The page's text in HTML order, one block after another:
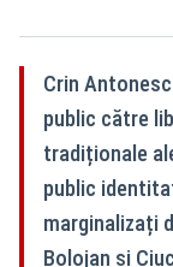
Crin
public către
tradiționale
public
marginalizați
Bolojan și